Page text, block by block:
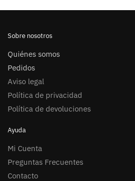
Sobre nosotros
Quiénes somos
Pedidos
Aviso legal
Política de privacidad
Política de devoluciones
Ayuda
Mi Cuenta
Preguntas Frecuentes
Contacto